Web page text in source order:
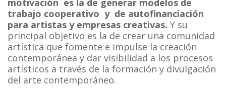
motivación es la de generar modelos de
trabajo cooperativo y de autofinanciación
para artistas y empresas creativas. Y su
principal objetivo es la de crear una comunidad
artística que fomente e impulse la creación
contemporánea y dar visibilidad a los procesos
artísticos a través de la formación y divulgación
del arte contemporáneo.